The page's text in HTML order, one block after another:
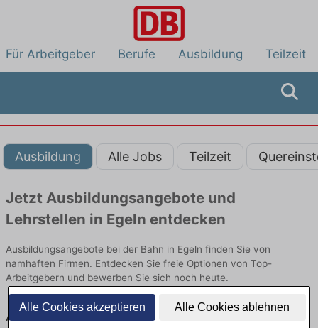
Alle Cookies akzeptieren Alle Cookies ablehnen
Für Arbeitgeber Berufe Ausbildung Teilzeit
Ausbildung Alle Jobs Teilzeit
Jetzt Ausbildungsangebote und
Lehrstellen in Egeln entdecken
Ausbildungsangebote bei der Bahn in Egeln finden Sie von
namhaften Firmen. Entdecken Sie freie Optionen von Top-
Arbeitgebern und bewerben Sie sich noch heute.
Ausbildung in Egeln bei der Bahn: Aktuell